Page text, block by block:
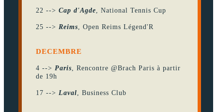
22 -->Cap d'Agde , National Tennis Cup
25 --> Reims , Open Reims Légend'R
DECEMBRE
4 --> Paris , Rencontre @Brach Paris à partir
de 19h
17 --> Laval , Business Club